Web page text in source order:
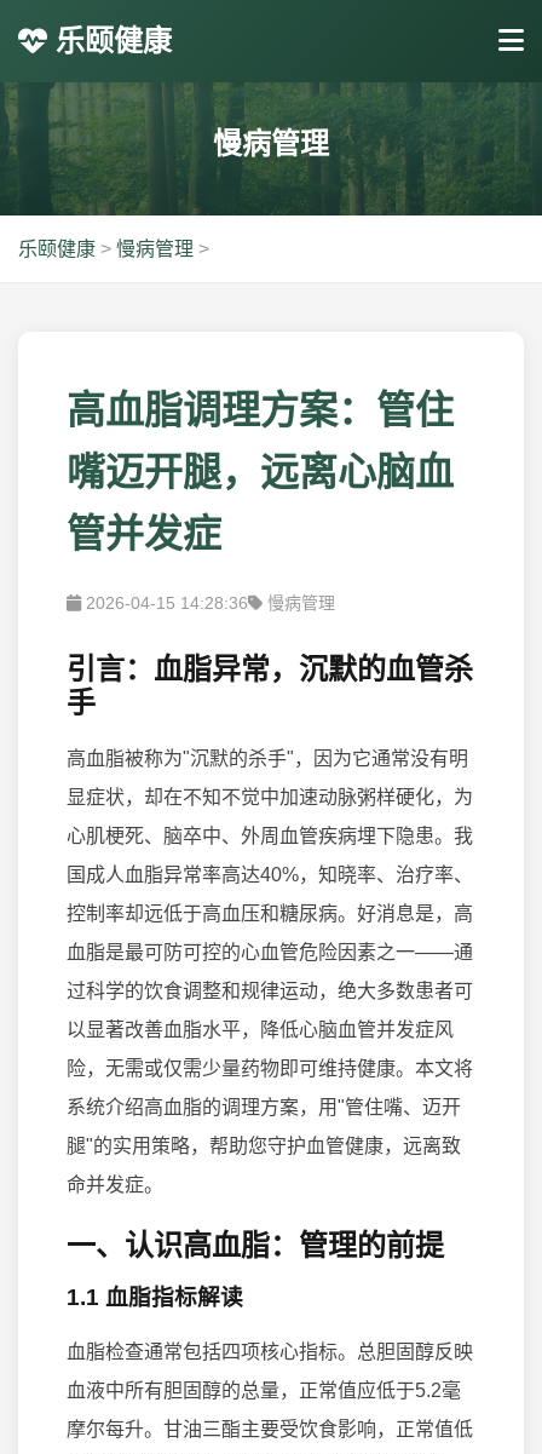
乐颐健康
慢病管理
乐颐健康 > 慢病管理 >
高血脂调理方案：管住
嘴迈开腿，远离心脑血
管并发症
2026-04-15 14:28:36 慢病管理
引言：血脂异常，沉默的血管杀
手
高血脂被称为"沉默的杀手"，因为它通常没有明
显症状，却在不知不觉中加速动脉粥样硬化，为
心肌梗死、脑卒中、外周血管疾病埋下隐患。我
国成人血脂异常率高达40%，知晓率、治疗率、
控制率却远低于高血压和糖尿病。好消息是，高
血脂是最可防可控的心血管危险因素之一——通
过科学的饮食调整和规律运动，绝大多数患者可
以显著改善血脂水平，降低心脑血管并发症风
险，无需或仅需少量药物即可维持健康。本文将
系统介绍高血脂的调理方案，用"管住嘴、迈开
腿"的实用策略，帮助您守护血管健康，远离致
命并发症。
一、认识高血脂：管理的前提
1.1 血脂指标解读
血脂检查通常包括四项核心指标。总胆固醇反映
血液中所有胆固醇的总量，正常值应低于5.2毫
摩尔每升。甘油三酯主要受饮食影响，正常值低